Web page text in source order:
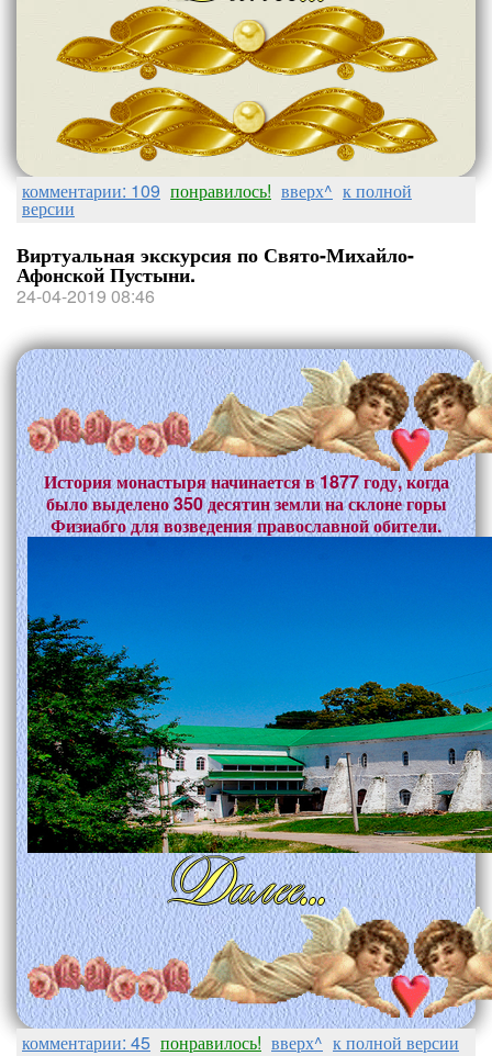
комментарии: 109 понравилось! вверх^ к полной
версии
Виртуальная экскурсия по Свято-Михайло-
Афонской Пустыни.
24-04-2019 08:46
История монастыря начинается в 1877 году, когда
было выделено 350 десятин земли на склоне горы
Физиабго для возведения православной обители.
комментарии: 45 понравилось! вверх^ к полной версии